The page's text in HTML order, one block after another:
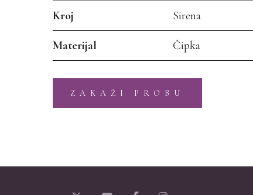
Kroj Sirena
Materijal Čipka
ZAKAŽI PROBU